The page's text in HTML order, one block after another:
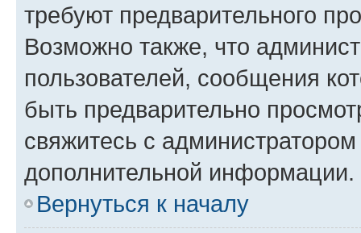
требуют предварительного
Возможно также, что
пользователей, сообщения
быть предварительно
свяжитесь с
дополнительной информации.
Вернуться к началу